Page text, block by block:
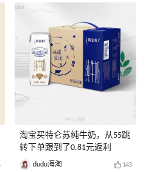
淘宝买特仑苏纯牛奶，从55跳
转下单跟到了0.81元返利
dudu海淘 143